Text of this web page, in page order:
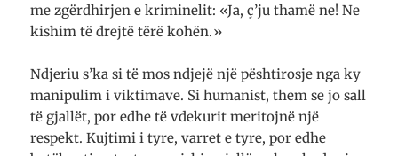
me zgërdhirjen e kriminelit: «Ja, ç’ju thamë ne! Ne
kishim të drejtë tërë kohën.»
Ndjeriu s’ka si të mos ndjejë një pështirosje nga ky
manipulim i viktimave. Si humanist, them se jo sall
të gjallët, por edhe të vdekurit meritojnë një
respekt. Kujtimi i tyre, varret e tyre, por edhe